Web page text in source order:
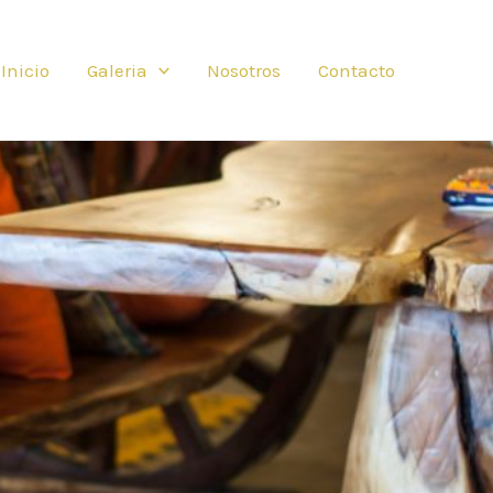
Inicio Galeria Nosotros Contacto